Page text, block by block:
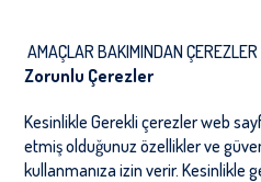
AMAÇLAR BAKIMINDAN ÇEREZLER
Zorunlu Çerezler
Kesinlikle Gerekli çerezler web
etmiş olduğunuz özellikler ve
kullanmanıza izin verir. Kesinlikle